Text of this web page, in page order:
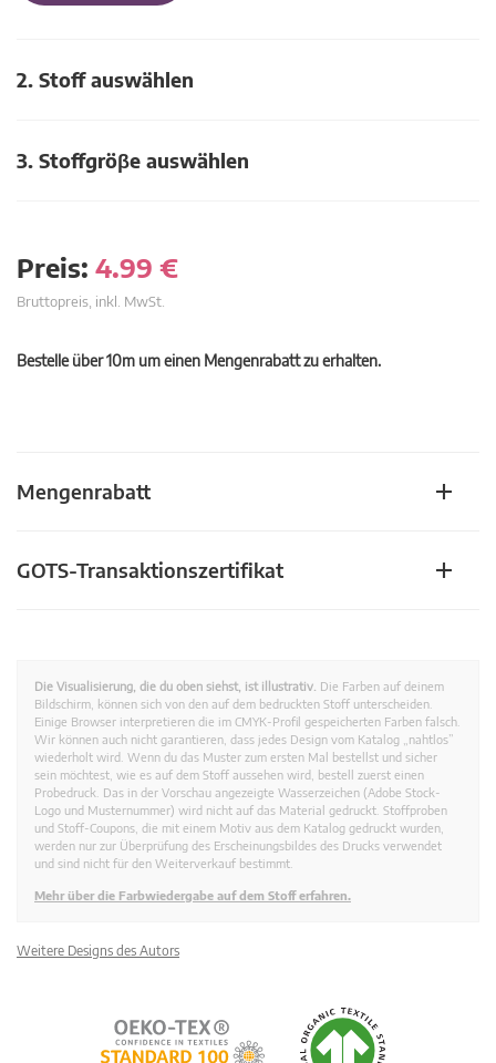
2. Stoff auswählen
3. Stoffgröβe auswählen
Preis: 4.99 €
Bruttopreis, inkl. MwSt.
Bestelle über 10m um einen Mengenrabatt zu erhalten.
Mengenrabatt
GOTS-Transaktionszertifikat
Die Visualisierung, die du oben siehst, ist illustrativ. Die Farben auf deinem
Bildschirm, können sich von den auf dem bedruckten Stoff unterscheiden.
Einige Browser interpretieren die im CMYK-Profil gespeicherten Farben falsch.
Wir können auch nicht garantieren, dass jedes Design vom Katalog „nahtlos”
wiederholt wird. Wenn du das Muster zum ersten Mal bestellst und sicher
sein möchtest, wie es auf dem Stoff aussehen wird, bestell zuerst einen
Probedruck. Das in der Vorschau angezeigte Wasserzeichen (Adobe Stock-
Logo und Musternummer) wird nicht auf das Material gedruckt. Stoffproben
und Stoff-Coupons, die mit einem Motiv aus dem Katalog gedruckt wurden,
werden nur zur Überprüfung des Erscheinungsbildes des Drucks verwendet
und sind nicht für den Weiterverkauf bestimmt.
Mehr über die Farbwiedergabe auf dem Stoff erfahren.
Weitere Designs des Autors